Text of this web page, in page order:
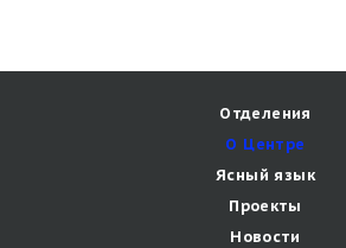
Отделения
О Центре
Ясный язык
Проекты
Новости